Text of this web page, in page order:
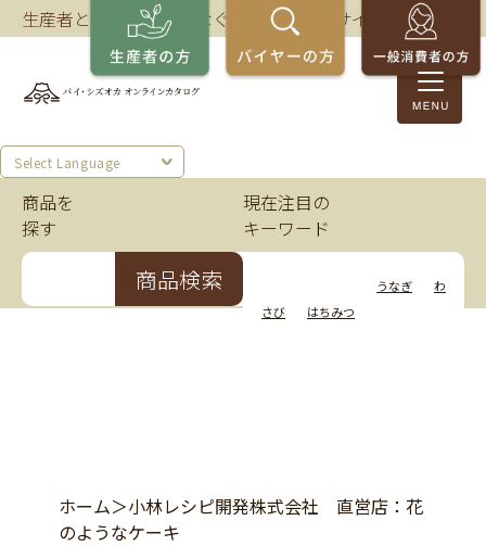
生産者とバイヤーをつなぐ、静岡の商談サイト。
Select Language
商品を
探す
商品検索
現在注目の
キーワード
うなぎ
わ
さび
はちみつ
ホーム＞小林レシピ開発株式会社 直営店：花
のようなケーキ